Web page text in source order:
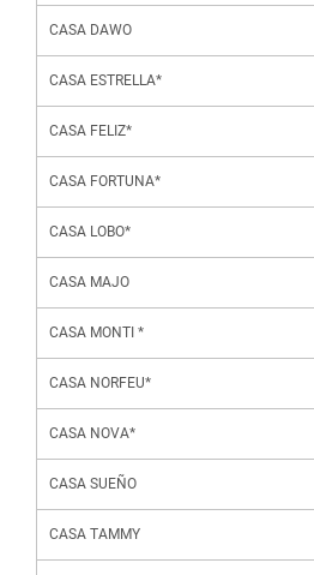
CASA DAWO
CASA ESTRELLA*
CASA FELIZ*
CASA FORTUNA*
CASA LOBO*
CASA MAJO
CASA MONTI *
CASA NORFEU*
CASA NOVA*
CASA SUEÑO
CASA TAMMY